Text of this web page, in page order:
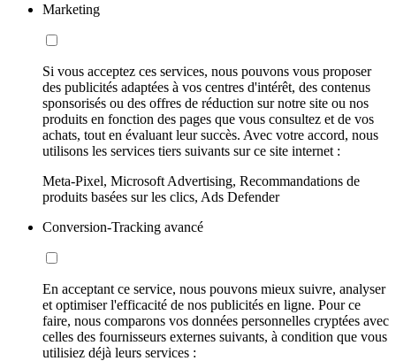
Marketing
Si vous acceptez ces services, nous pouvons vous proposer
des publicités adaptées à vos centres d'intérêt, des contenus
sponsorisés ou des offres de réduction sur notre site ou nos
produits en fonction des pages que vous consultez et de vos
achats, tout en évaluant leur succès. Avec votre accord, nous
utilisons les services tiers suivants sur ce site internet :
Meta-Pixel, Microsoft Advertising, Recommandations de
produits basées sur les clics, Ads Defender
Conversion-Tracking avancé
En acceptant ce service, nous pouvons mieux suivre, analyser
et optimiser l'efficacité de nos publicités en ligne. Pour ce
faire, nous comparons vos données personnelles cryptées avec
celles des fournisseurs externes suivants, à condition que vous
utilisiez déjà leurs services :